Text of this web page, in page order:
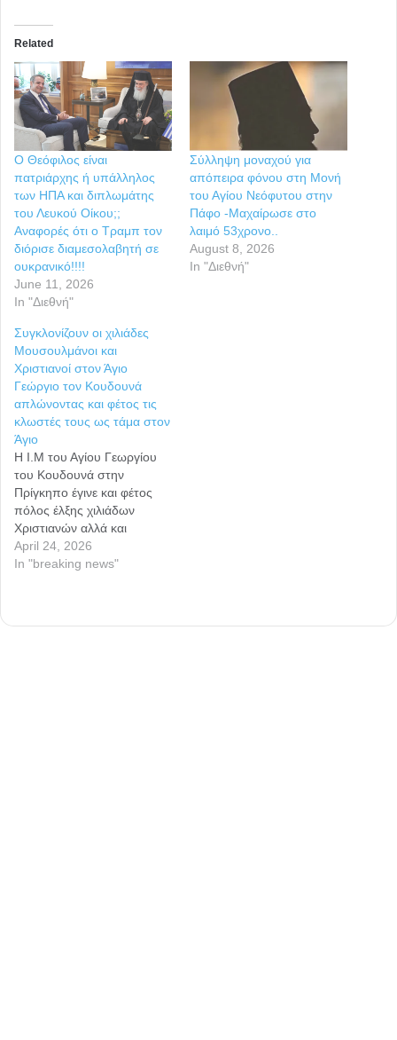
Related
Ο Θεόφιλος είναι
πατριάρχης ή υπάλληλος
των ΗΠΑ και διπλωμάτης
του Λευκού Οίκου;;
Αναφορές ότι ο Τραμπ τον
διόρισε διαμεσολαβητή σε
ουκρανικό!!!!
June 11, 2026
In "Διεθνή"
Σύλληψη μοναχού για
απόπειρα φόνου στη Μονή
του Αγίου Νεόφυτου στην
Πάφο -Μαχαίρωσε στο
λαιμό 53χρονο..
August 8, 2026
In "Διεθνή"
Συγκλονίζουν οι χιλιάδες
Μουσουλμάνοι και
Χριστιανοί στον Άγιο
Γεώργιο τον Κουδουνά
απλώνοντας και φέτος τις
κλωστές τους ως τάμα στον
Άγιο
Η Ι.Μ του Αγίου Γεωργίου
του Κουδουνά στην
Πρίγκηπο έγινε και φέτος
πόλος έλξης χιλιάδων
Χριστιανών αλλά και
Μουσουλμάνων που ζητούν
χάρες από τον Άγιο που τον
April 24, 2026
In "breaking news"